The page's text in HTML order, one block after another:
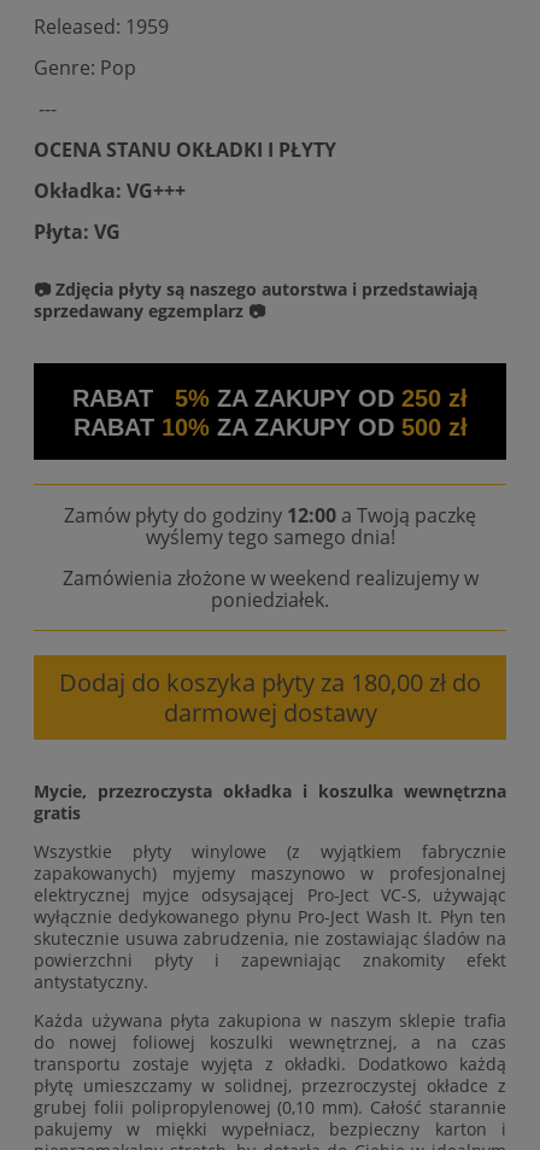
Released: 1959
Genre: Pop
---
OCENA STANU OKŁADKI I PŁYTY
Okładka: VG+++
Płyta: VG
📷 Zdjęcia płyty są naszego autorstwa i przedstawiają
sprzedawany egzemplarz 📷
RABAT 5% ZA ZAKUPY OD 250 zł
RABAT 10%ZA ZAKUPY OD 500 zł
Zamów płyty do godziny 12:00 a Twoją paczkę
wyślemy tego samego dnia!
Zamówienia złożone w weekend realizujemy w
poniedziałek.
Dodaj do koszyka płyty za 180,00 zł do
darmowej dostawy
Mycie, przezroczysta okładka i koszulka wewnętrzna
gratis
Wszystkie płyty winylowe (z wyjątkiem fabrycznie
zapakowanych) myjemy maszynowo w profesjonalnej
elektrycznej myjce odsysającej Pro-Ject VC-S, używając
wyłącznie dedykowanego płynu Pro-Ject Wash It. Płyn ten
skutecznie usuwa zabrudzenia, nie zostawiając śladów na
powierzchni płyty i zapewniając znakomity efekt
antystatyczny.
Każda używana płyta zakupiona w naszym sklepie trafia
do nowej foliowej koszulki wewnętrznej, a na czas
transportu zostaje wyjęta z okładki. Dodatkowo każdą
płytę umieszczamy w solidnej, przezroczystej okładce z
grubej folii polipropylenowej (0,10 mm). Całość starannie
pakujemy w miękki wypełniacz, bezpieczny karton i